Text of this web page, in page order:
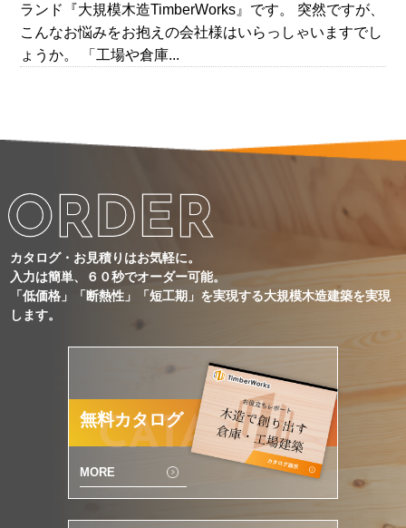
ランド『大規模木造TimberWorks』です。 突然ですが、
こんなお悩みをお抱えの会社様はいらっしゃいますでし
ょうか。 「工場や倉庫...
カタログ・お見積りはお気軽に。
入力は簡単、６０秒でオーダー可能。
「低価格」「断熱性」「短工期」を実現する大規模木造建築を実現
します。
CATALOG
無料カタログ
MORE